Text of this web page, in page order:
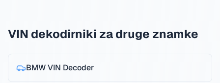
VIN dekodirniki za druge znamke
BMWVIN Decoder